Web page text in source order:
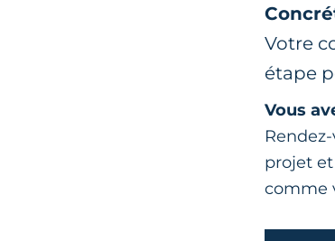
Votre
étape
Vous
projet
comme